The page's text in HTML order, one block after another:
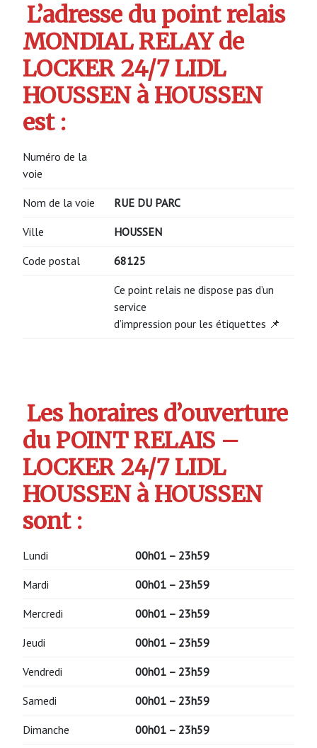
L’adresse du point relais
MONDIAL RELAY de
LOCKER 24/7 LIDL
HOUSSEN à HOUSSEN
est :
Numéro de la
voie
Nom de la voie RUE DU PARC
Ville HOUSSEN
Code postal 68125
Ce point relais ne dispose pas d’un
service
d’impression pour les étiquettes 📌
Les horaires d’ouverture
du POINT RELAIS –
LOCKER 24/7 LIDL
HOUSSEN à HOUSSEN
sont :
Lundi 00h01 – 23h59
Mardi 00h01 – 23h59
Mercredi 00h01 – 23h59
Jeudi 00h01 – 23h59
Vendredi 00h01 – 23h59
Samedi 00h01 – 23h59
Dimanche 00h01 – 23h59